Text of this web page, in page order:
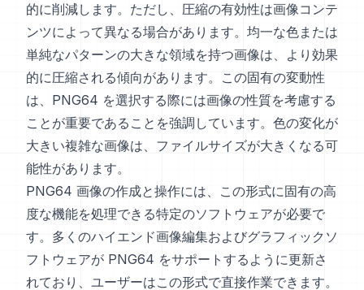
的に削減します。ただし、圧縮の有効性は画像コンテ
ンツによって異なる場合があります。均一な色または
単純なパターンの大きな領域を持つ画像は、より効果
的に圧縮される傾向があります。この固有の変動性
は、PNG64 を選択する際には画像の性質を考慮する
ことが重要であることを強調しています。色の変化が
大きい複雑な画像は、ファイルサイズが大きくなる可
能性があります。
PNG64 画像の作成と操作には、この形式に固有の高
度な機能を処理できる特定のソフトウェアが必要で
す。多くのハイエンド画像編集およびグラフィックソ
フトウェアが PNG64 をサポートするように更新さ
れており、ユーザーはこの形式で直接作業できます。